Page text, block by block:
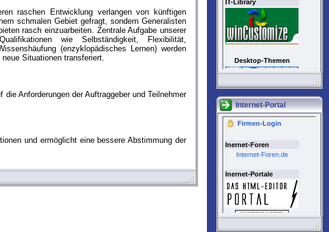
raschen Entwicklung verlangen von künftigen
schmalen Gebiet gefragt, sondern Generalisten
rasch einzuarbeiten. Zentrale Aufgabe unserer
wie Selbständigkeit, Flexibilität,
(enzyklopädisches Lernen) werden
Situationen transferiert.
Anforderungen der Auftraggeber und Teilnehmer
und ermöglicht eine bessere Abstimmung der
Internet-Portal